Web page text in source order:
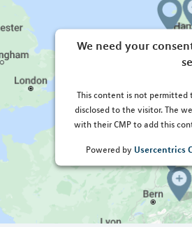
We need your
This content is not
disclosed to the visitor. The
with their CMP to add this
Powered by Usercentrics